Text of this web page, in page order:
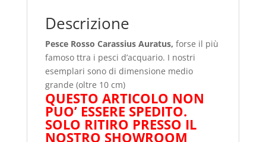
Descrizione
Pesce Rosso Carassius Auratus, forse il più
famoso ttra i pesci d’acquario. I nostri
esemplari sono di dimensione medio
grande (oltre 10 cm)
QUESTO ARTICOLO NON
PUO’ ESSERE SPEDITO.
SOLO RITIRO PRESSO IL
NOSTRO SHOWROOM